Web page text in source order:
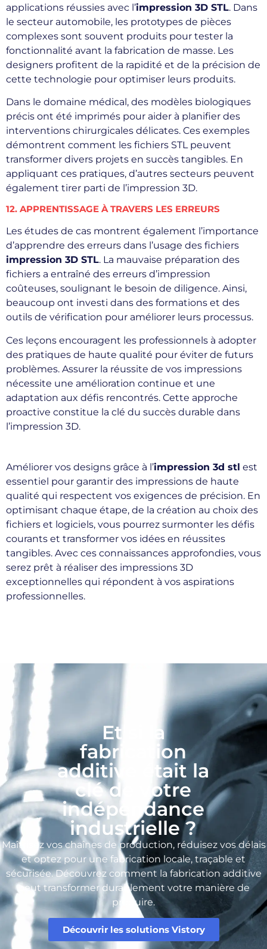
applications réussies avec l’impression 3D STL. Dans
le secteur automobile, les prototypes de pièces
complexes sont souvent produits pour tester la
fonctionnalité avant la fabrication de masse. Les
designers profitent de la rapidité et de la précision de
cette technologie pour optimiser leurs produits.
Dans le domaine médical, des modèles biologiques
précis ont été imprimés pour aider à planifier des
interventions chirurgicales délicates. Ces exemples
démontrent comment les fichiers STL peuvent
transformer divers projets en succès tangibles. En
appliquant ces pratiques, d’autres secteurs peuvent
également tirer parti de l’impression 3D.
12. APPRENTISSAGE À TRAVERS LES ERREURS
Les études de cas montrent également l’importance
d’apprendre des erreurs dans l’usage des fichiers
impression 3D STL. La mauvaise préparation des
fichiers a entraîné des erreurs d’impression
coûteuses, soulignant le besoin de diligence. Ainsi,
beaucoup ont investi dans des formations et des
outils de vérification pour améliorer leurs processus.
Ces leçons encouragent les professionnels à adopter
des pratiques de haute qualité pour éviter de futurs
problèmes. Assurer la réussite de vos impressions
nécessite une amélioration continue et une
adaptation aux défis rencontrés. Cette approche
proactive constitue la clé du succès durable dans
l’impression 3D.
Améliorer vos designs grâce à l’impression 3d stl est
essentiel pour garantir des impressions de haute
qualité qui respectent vos exigences de précision. En
optimisant chaque étape, de la création au choix des
fichiers et logiciels, vous pourrez surmonter les défis
courants et transformer vos idées en réussites
tangibles. Avec ces connaissances approfondies, vous
serez prêt à réaliser des impressions 3D
exceptionnelles qui répondent à vos aspirations
professionnelles.
Et si la
fabrication
additive était la
clé de votre
indépendance
industrielle ?
Maîtrisez vos chaînes de production, réduisez vos délais
et optez pour une fabrication locale, traçable et
sécurisée. Découvrez comment la fabrication additive
peut transformer durablement votre manière de
produire.
Découvrir les solutions Vistory